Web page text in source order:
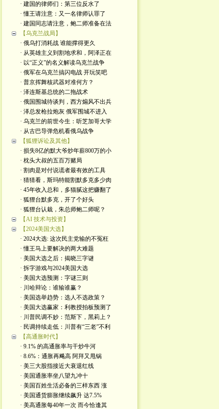
· 建国的律师们：第三位反水了
· 懂王请注意：又一名律师认罪了
· 建国同志请注意，鲍二师准备在法
【乌克兰战局】
· 俄乌打消耗战 谁能撑得更久
· 从英雄主义到割地求和，阿泽正在
· 以“正义”的名义解读乌克兰战争
· 俄军在乌克兰搞闪电战 开玩笑吧
· 普京挥舞核武器对准何方？
· 泽连斯基总统的二拖战术
· 俄国围城待谈判，西方煽风不出兵
· 泽总发枪拉炮灰 俄军围城不进入
· 乌克兰的前世今生：听芝加哥大学
· 从古巴导弹危机看俄乌战争
【狐狸诉讼及其他】
· 损失8亿的默大爷炒年薪800万的小
· 枕头大叔的五百万赌局
· 割肉是对付说谎者最有效的工具
· 猜猜看，斯玛特能割默多克多少肉
· 45年收入总和，多猫腻这把赚翻了
· 狐狸台默多克，开了个好头
· 狐狸台认栽，朱总师鲍二师呢？
【AI 技术与投资】
【2024美国大选】
· 2024大选: 这次民主党输的不冤枉
· 懂王马上要解决的两大难题
· 美国大选之后：揭晓三字谜
· 拆字游戏与2024美国大选
· 美国大选预测：字谜三则
· 川哈辩论：谁输谁赢？
· 美国选举趋势：选人不选政策？
· 美国大选赢家：利教授拍板预测了
· 川普民调不妙：范斯下，黑莉上？
· 民调持续走低：川普有“三老”不利
【高通胀时代】
· 9.1% 的高通胀率与干炒牛河
· 8.6%：通胀再飚高 阿拜又甩锅
· 美三大股指接近大衰退红线
· 美国通胀率坐八望九冲十
· 美国百姓生活必备的三样东西 涨
· 美国通货膨胀继续飙升 达7.5%
· 美高通胀每40年一次 而今恰逢其